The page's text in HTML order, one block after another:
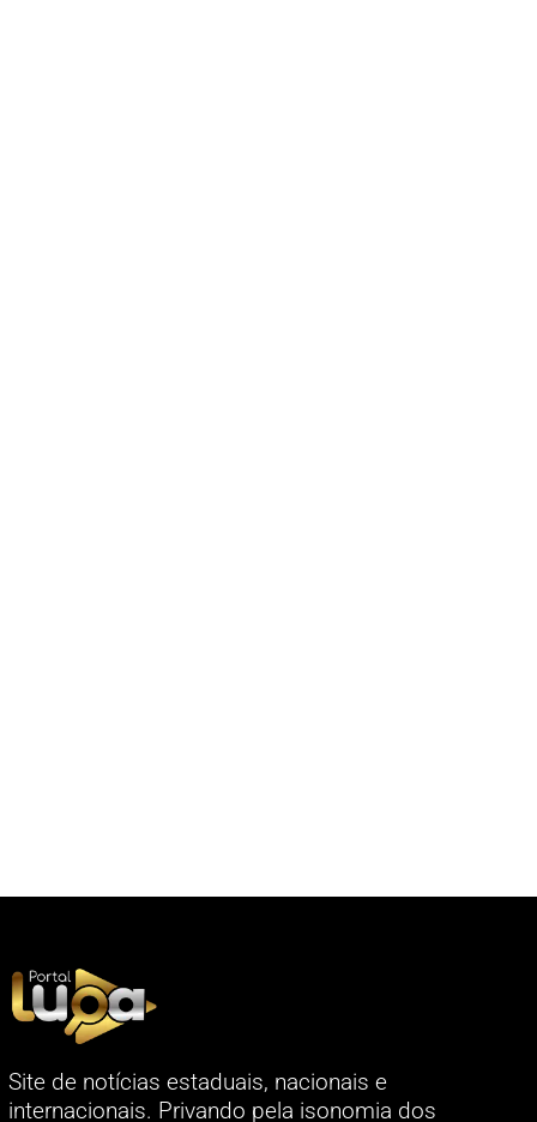
Site de notícias estaduais, nacionais e
internacionais. Privando pela isonomia dos